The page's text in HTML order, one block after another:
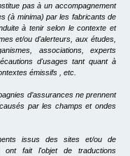
pas à un accompagnement
(à minima) par les fabricants de
à tenir selon le contexte et
et/ou d'alerteurs, aux études,
associations, experts
d'usages tant quant à
émissifs , etc.
d’assurances ne prennent
par les champs et ondes
issus des sites et/ou de
ont fait l'objet de traductions